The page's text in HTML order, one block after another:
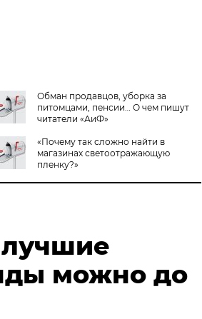
Обман продавцов, уборка за
питомцами, пенсии… О чем пишут
читатели «АиФ»
«Почему так сложно найти в
магазинах светоотражающую
пленку?»
лучшие
можно до